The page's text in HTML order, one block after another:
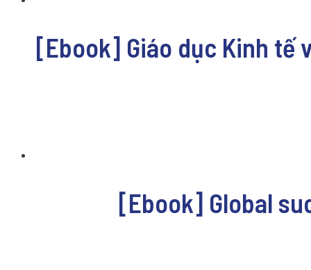
[Ebook] Giáo dục Kinh tế
[Ebook] Global